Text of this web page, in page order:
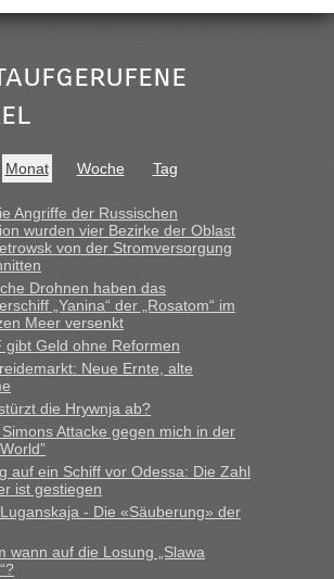
finde man hätte trotzdem im Text gleich
gemeint ...
immer ...
aber immer angezeigt "auf dieser
nicht"
und Reisetipps • Re: Mit dem Zug in
dazu schreiben, daß es ein Zug von
nur auf deren Webseite kann man die
Zumindest ist es die erste Umsteigefreie
und Dokumente • Re: Deklaration
beim Zoll
Briefchen meiner Frau im Gepäck
Monat Woche Tag
Angriffe der Russischen
wurden vier Bezirke der Oblast
von der Stromversorgung
Drohnen haben das
„Yanina“ der „Rosatom“ im
Meer versenkt
gibt Geld ohne Reformen
Neue Ernte, alte
die Hrywnja ab?
Attacke gegen mich in der
auf ein Schiff vor Odessa: Die Zahl
ist gestiegen
- Die «Säuberung» der
wann auf die Losung „Slawa